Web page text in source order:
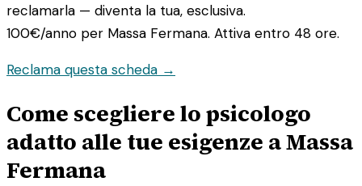
reclamarla — diventa la tua, esclusiva.
100€/anno per Massa Fermana. Attiva entro 48 ore.
Reclama questa scheda →
Come scegliere lo psicologo
adatto alle tue esigenze a Massa
Fermana